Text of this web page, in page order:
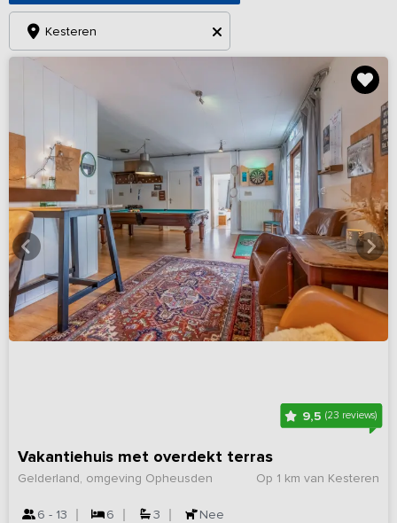
Kesteren
9,5 (23 reviews)
Vakantiehuis met overdekt terras
Op 1 km van Kesteren
Gelderland, omgeving Opheusden
6 - 13 6 3 Nee